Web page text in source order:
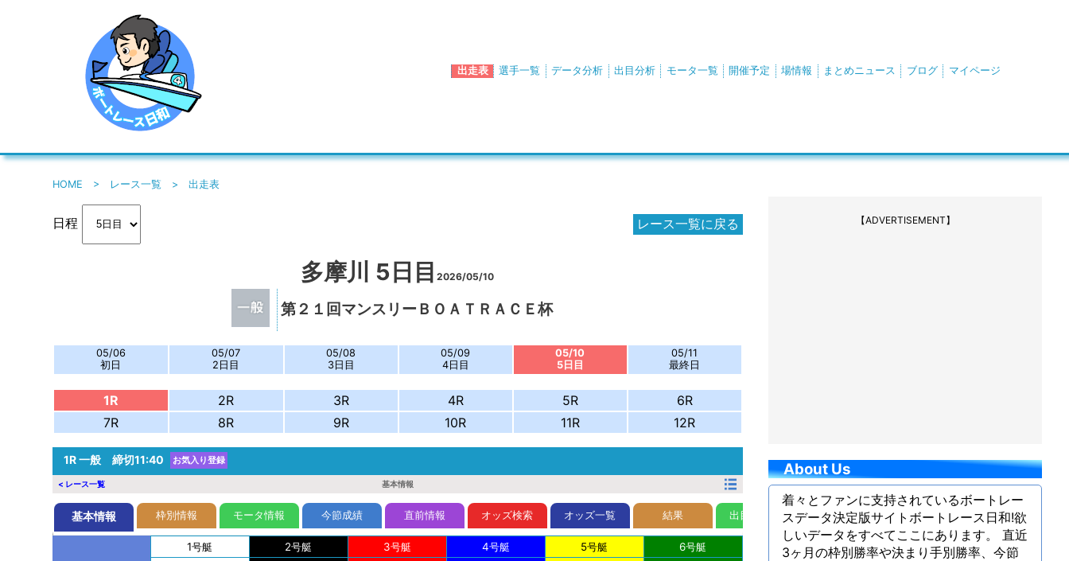
出走表 選手一覧 データ分析 出目分析 モータ一覧 開催予定 場情報 まとめニュース ブログ マイページ
HOME > レース一覧 > 出走表
日程 レース一覧に戻る
多摩川 5日目2026/05/10
第２１回マンスリーＢＯＡＴＲＡＣＥ杯
05/06
初日
05/07
2日目
05/08
3日目
05/09
4日目
05/10
5日目
05/11
最終日
1R 2R 3R 4R 5R
6R
7R
8R 9R 10R 11R 12R
1R一般 締切11:40 お気入り登録
< レース一覧 基本情報
基本情報 枠別情報 モータ情報 今節成績 直前情報 オッズ検索 オッズ一覧 結果 出目ランク MyData
1号艇 2号艇 3号艇 4号艇 5号艇
6号艇
【ADVERTISEMENT】
About Us
着々とファンに支持されているボートレー
スデータ決定版サイトボートレース日和!欲
しいデータをすべてここにあります。 直近
3ヶ月の枠別勝率や決まり手別勝率、今節